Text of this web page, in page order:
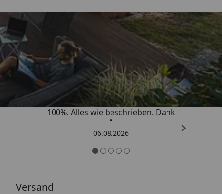
Trusted Shops
4,83/ 5
„Super schnell gelifert. Ware passt
100%. Alles wie beschrieben. Dank
“
06.08.2026
Versand